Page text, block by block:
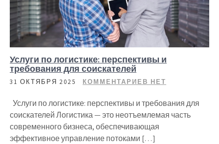
Услуги по логистике: перспективы и
требования для соискателей
31 ОКТЯБРЯ 2025 КОММЕНТАРИЕВ НЕТ
Услуги по логистике: перспективы и требования для
соискателей Логистика — это неотъемлемая часть
современного бизнеса, обеспечивающая
эффективное управление потоками […]